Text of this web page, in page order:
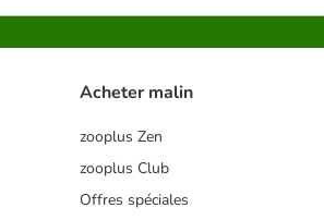
Acheter malin
zooplus Zen
zooplus Club
Offres spéciales